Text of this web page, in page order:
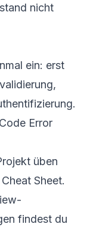
nicht
ein: erst
Error
üben
Sheet.
findest du